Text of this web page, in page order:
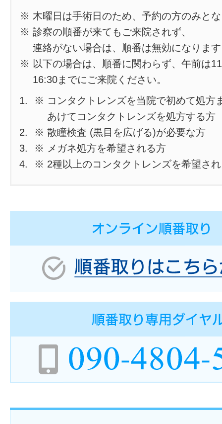
※ 木曜日は手術日のため、予約の方のみと
※ 診察の順番が来てもご来院されず、
連絡がない場合は、順番は無効になりま
※ 以下の場合は、順番に関わらず、午前は
16:30までにご来院ください。
※ コンタクトレンズを当院で初めて処方
あけてコンタクトレンズを処方する方
※ 散瞳検査 (黒目を広げる)が必要な方
※ メガネ処方を希望される方
※ 2種以上のコンタクトレンズを希望さ